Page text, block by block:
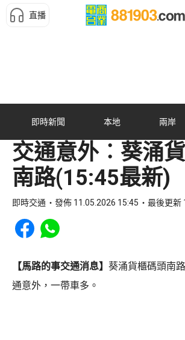
直播
即時新聞 本地 兩岸
交通意外︰葵涌
南路(15:45最新)
即時交通 發佈 11.05.2026 15:45 最後更新
Share to Facebook
Share to WhatsApp
【馬路的事交通消息】 葵涌貨櫃碼頭南
通意外，一帶車多。